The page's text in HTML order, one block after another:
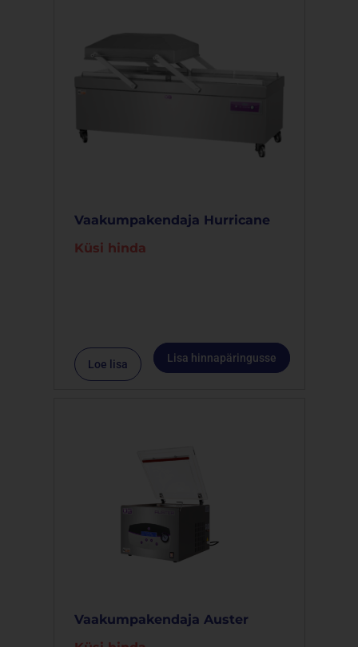
Vaakumpakendaja Hurricane
Küsi hinda
Loe lisa Lisa hinnapäringusse
Vaakumpakendaja Auster